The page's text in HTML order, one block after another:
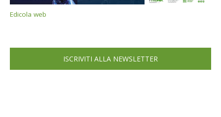
Edicola web
ISCRIVITI ALLA NEWSLETTER